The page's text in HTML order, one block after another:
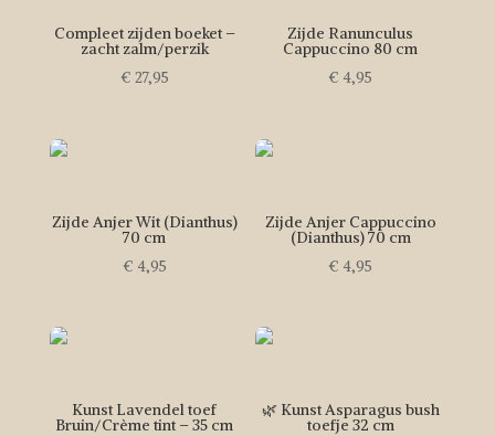
Compleet zijden boeket –
zacht zalm/perzik
€ 27,95
Zijde Ranunculus
Cappuccino 80 cm
€ 4,95
Zijde Anjer Wit (Dianthus)
70 cm
€ 4,95
Zijde Anjer Cappuccino
(Dianthus) 70 cm
€ 4,95
Kunst Lavendel toef
Bruin/Crème tint – 35 cm
🌿 Kunst Asparagus bush
toefje 32 cm